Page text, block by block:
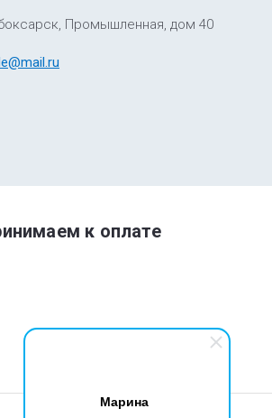
Марина
Промышленная, дом 40
к оплате